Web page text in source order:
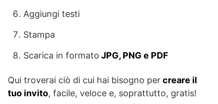
Aggiungi testi
Stampa
Scarica in formato JPG, PNG e PDF
Qui troverai ciò di cui hai bisogno percreare il
tuo invito, facile, veloce e, soprattutto, gratis!